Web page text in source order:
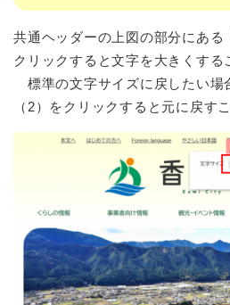
共通ヘッダーの上図の部分にある
クリックすると文字を大きくする
標準の文字サイズに戻したい場
（2）をクリックすると元に戻す